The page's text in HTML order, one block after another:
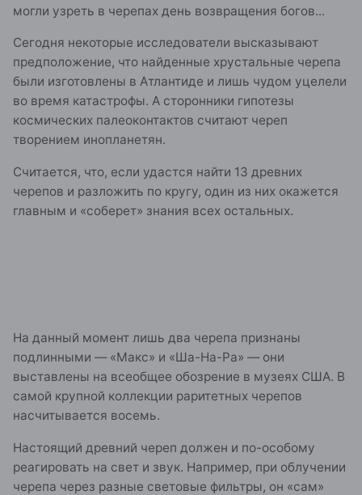
могли узреть в черепах день возвращения богов...
Сегодня некоторые исследователи высказывают
предположение, что найденные хрустальные черепа
были изготовлены в Атлантиде и лишь чудом уцелели
во время катастрофы. А сторонники гипотезы
космических палеоконтактов считают череп
творением инопланетян.
Считается, что, если удастся найти 13 древних
черепов и разложить по кругу, один из них окажется
главным и «соберет» знания всех остальных.
На данный момент лишь два черепа признаны
подлинными — «Макс» и «Ша-На-Ра» — они
выставлены на всеобщее обозрение в музеях США. В
самой крупной коллекции раритетных черепов
насчитывается восемь.
Настоящий древний череп должен и по-особому
реагировать на свет и звук. Например, при облучении
черепа через разные световые фильтры, он «сам»